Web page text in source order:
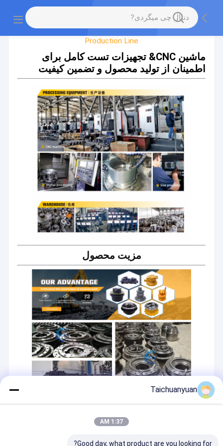
Factory Tour
Production Line
ماشین CNC& تجهیزات تست کامل برای
اطمینان از تولید محصول و تضمین کیفیت
مزیت محصول
Taichuanyuan
1:37 AM
Good day, what product are you looking for?